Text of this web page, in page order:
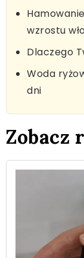
wzrostu
Dlaczego
Woda
dni
Zobacz